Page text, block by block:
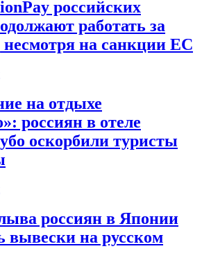
российских
работать за
несмотря на санкции ЕС
на отдыхе
россиян в отеле
оскорбили туристы
россиян в Японии
вывески на русском